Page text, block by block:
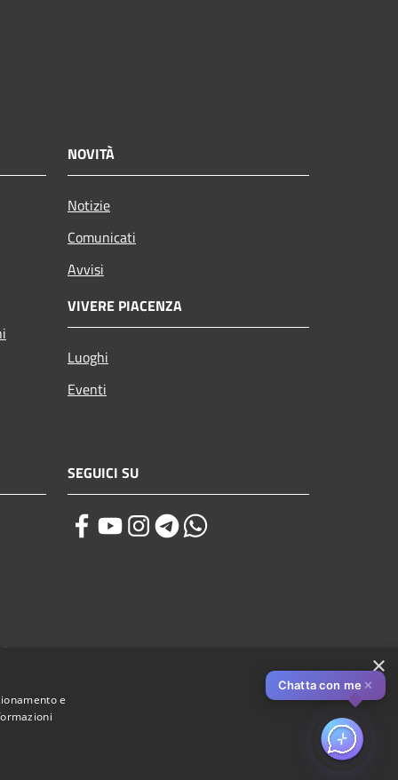
NOVITÀ
Notizie
Comunicati
Avvisi
VIVERE PIACENZA
Luoghi
Eventi
SEGUICI SU
Chatta con me ✕
×
e